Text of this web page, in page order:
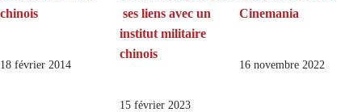
chinois
18 février 2014
ses liens avec un
institut militaire
chinois
15 février 2023
Cinemania
16 novembre 2022